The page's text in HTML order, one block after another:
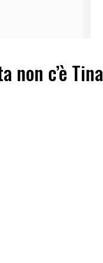
non c’è Tina